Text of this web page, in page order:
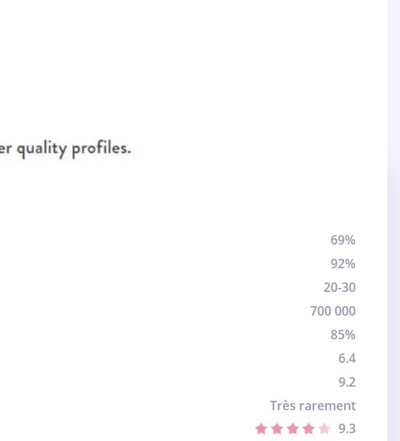
69%
92%
20-30
700 000
85%
6.4
9.2
Très rarement
9.3